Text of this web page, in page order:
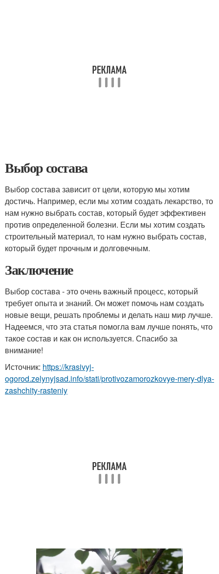
Выбор состава
Выбор состава зависит от цели, которую мы хотим
достичь. Например, если мы хотим создать лекарство, то
нам нужно выбрать состав, который будет эффективен
против определенной болезни. Если мы хотим создать
строительный материал, то нам нужно выбрать состав,
который будет прочным и долговечным.
Заключение
Выбор состава - это очень важный процесс, который
требует опыта и знаний. Он может помочь нам создать
новые вещи, решать проблемы и делать наш мир лучше.
Надеемся, что эта статья помогла вам лучше понять, что
такое состав и как он используется. Спасибо за
внимание!
Источник: https://krasivyj-
ogorod.zelynyjsad.info/stati/protivozamorozkovye-mery-dlya-
zashchity-rasteniy